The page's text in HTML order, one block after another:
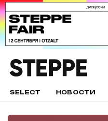
SELECT НОВОСТИ